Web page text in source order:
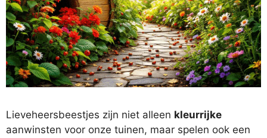
Lieveheersbeestjes zijn niet alleen kleurrijke
aanwinsten voor onze tuinen, maar spelen ook een